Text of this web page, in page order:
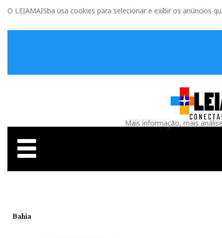
O LEIAMAISba usa cookies para selecionar e exibir os anúncios
Mais informação, mais
Bahia